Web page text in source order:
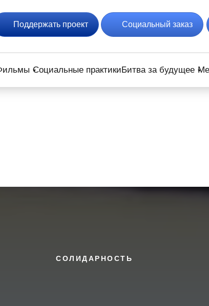
Социальные практикиБитва за будущее
Социальный заказ
Поддержать проект
СОЛИДАРНОСТЬ